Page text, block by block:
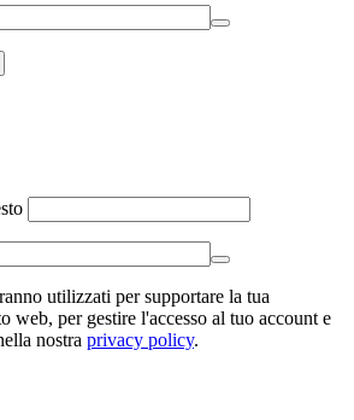
utilizzati per supportare la tua
web, per gestire l'accesso al tuo account e
nostra privacy policy.